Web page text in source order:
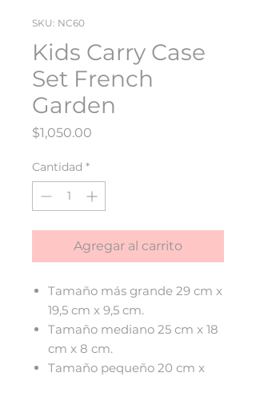
SKU: NC60
Kids Carry Case
Set French
Garden
$1,050.00
Cantidad *
Agregar al carrito
Tamaño más grande 29 cm x
19,5 cm x 9,5 cm.
Tamaño mediano 25 cm x 18
cm x 8 cm.
Tamaño pequeño 20 cm x